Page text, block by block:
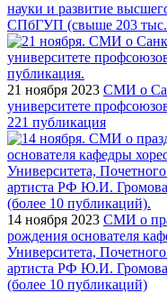
науки и развитие
СПбГУП (свыше 203 тыс.
21 ноября 2023 СМИ о
университете
221 публикация
14 ноября 2023 СМИ о
рождения основателя
Университета,
артиста РФ Ю.И.
(более 10 публикаций)